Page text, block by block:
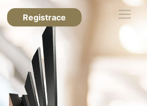
Registrace